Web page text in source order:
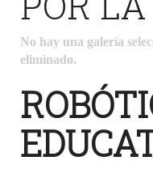
No hay una galería
eliminado.